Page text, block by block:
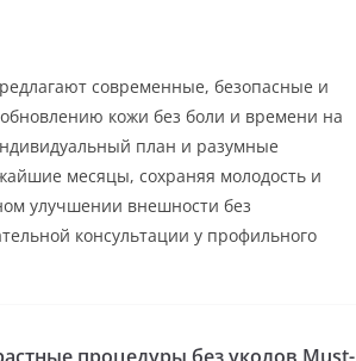
современные, безопасные и
кожи без боли и времени на
план и разумные
месяцы, сохраняя молодость и
улучшении внешности без
консультации у профильного